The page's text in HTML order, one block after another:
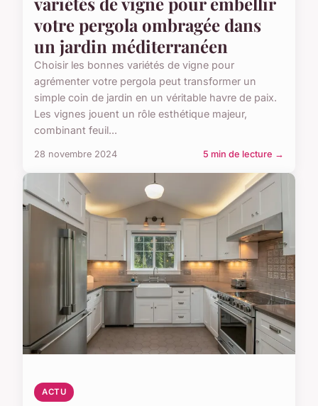
votre pergola ombragée dans
un jardin méditerranéen
Choisir les bonnes variétés de vigne pour
agrémenter votre pergola peut transformer un
simple coin de jardin en un véritable havre de paix.
Les vignes jouent un rôle esthétique majeur,
combinant feuil...
28 novembre 2024 5 min de lecture →
ACTU